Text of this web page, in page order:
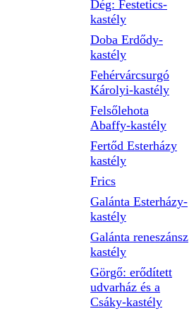
Dég: Festetics-
kastély
Doba Erdődy-
kastély
Fehérvárcsurgó
Károlyi-kastély
Felsőlehota
Abaffy-kastély
Fertőd Esterházy
kastély
Frics
Galánta Esterházy-
kastély
Galánta reneszánsz
kastély
Görgő: erődített
udvarház és a
Csáky-kastély